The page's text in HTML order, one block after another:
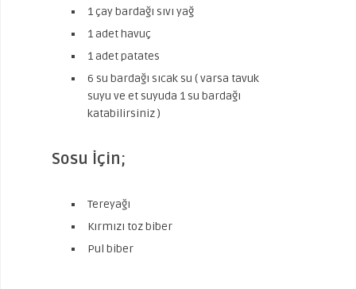
1 çay bardağı sıvı yağ
1 adet havuç
1 adet patates
6 su bardağı sıcak su ( varsa tavuk
suyu ve et suyuda 1 su bardağı
katabilirsiniz )
Sosu İçin;
Tereyağı
Kırmızı toz biber
Pul biber